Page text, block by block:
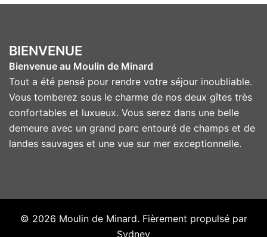
BIENVENUE
Bienvenue au Moulin de Minard
Tout a été pensé pour rendre votre séjour inoubliable.
Vous tomberez sous le charme de nos deux gîtes très
confortables et luxueux. Vous serez dans une belle
demeure avec un grand parc entouré de champs et de
landes sauvages et une vue sur mer exceptionnelle.
© 2026 Moulin de Minard. Fièrement propulsé par
Sydney